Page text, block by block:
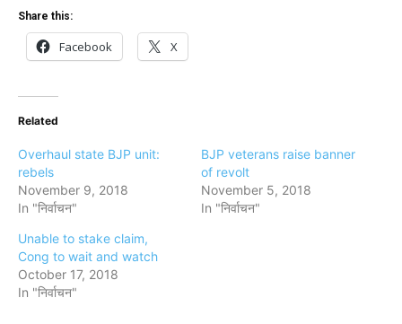
Share this:
Facebook X
Related
Overhaul state BJP unit:
rebels
November 9, 2018
In "निर्वाचन"
BJP veterans raise banner
of revolt
November 5, 2018
In "निर्वाचन"
Unable to stake claim,
Cong to wait and watch
October 17, 2018
In "निर्वाचन"